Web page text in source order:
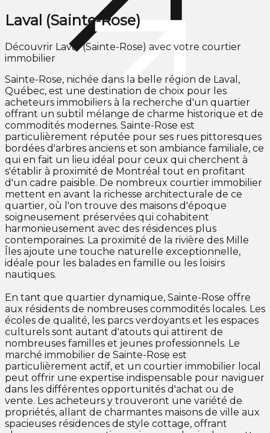
Laval (Sainte-Rose)
Découvrir Laval (Sainte-Rose) avec votre courtier
immobilier
Sainte-Rose, nichée dans la belle région de Laval,
Québec, est une destination de choix pour les
acheteurs immobiliers à la recherche d'un quartier
offrant un subtil mélange de charme historique et de
commodités modernes. Sainte-Rose est
particulièrement réputée pour ses rues pittoresques
bordées d'arbres anciens et son ambiance familiale, ce
qui en fait un lieu idéal pour ceux qui cherchent à
s'établir à proximité de Montréal tout en profitant
d'un cadre paisible. De nombreux courtier immobilier
mettent en avant la richesse architecturale de ce
quartier, où l'on trouve des maisons d'époque
soigneusement préservées qui cohabitent
harmonieusement avec des résidences plus
contemporaines. La proximité de la rivière des Mille
Îles ajoute une touche naturelle exceptionnelle,
idéale pour les balades en famille ou les loisirs
nautiques.
En tant que quartier dynamique, Sainte-Rose offre
aux résidents de nombreuses commodités locales. Les
écoles de qualité, les parcs verdoyants et les espaces
culturels sont autant d'atouts qui attirent de
nombreuses familles et jeunes professionnels. Le
marché immobilier de Sainte-Rose est
particulièrement actif, et un courtier immobilier local
peut offrir une expertise indispensable pour naviguer
dans les différentes opportunités d'achat ou de
vente. Les acheteurs y trouveront une variété de
propriétés, allant de charmantes maisons de ville aux
spacieuses résidences de style cottage, offrant